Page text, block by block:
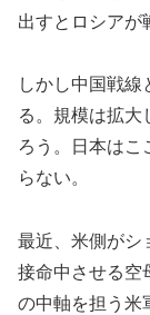
出すとロシアが
しかし中国戦線
る。規模は拡大
ろう。日本はこ
らない。
最近、米側がシ
接命中させる空
の中軸を担う米